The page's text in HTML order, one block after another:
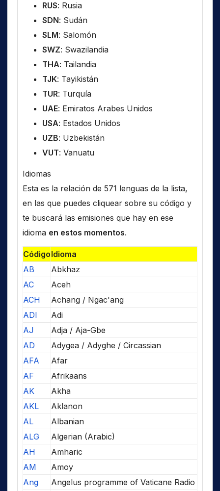
RUS: Rusia
SDN: Sudán
SLM: Salomón
SWZ: Swazilandia
THA: Tailandia
TJK: Tayikistán
TUR: Turquía
UAE: Emiratos Arabes Unidos
USA: Estados Unidos
UZB: Uzbekistán
VUT: Vanuatu
Idiomas
Esta es la relación de 571 lenguas de la lista,
en las que puedes cliquear sobre su código y
te buscará las emisiones que hay en ese
idioma en estos momentos.
CódigoIdioma
AB
Abkhaz
AC
Aceh
ACH
Achang / Ngac'ang
ADI
Adi
AJ
Adja / Aja-Gbe
AD
Adygea / Adyghe / Circassian
AFA
Afar
AF
Afrikaans
AK
Akha
AKL
Aklanon
AL
Albanian
ALG
Algerian (Arabic)
AH
Amharic
AM
Amoy
Ang
Angelus programme of Vaticane Radio